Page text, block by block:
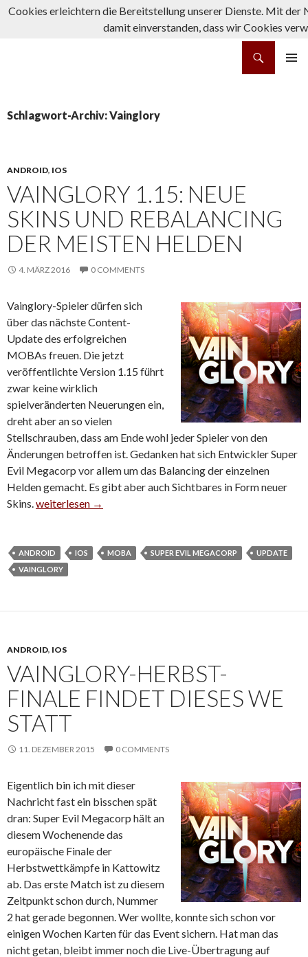
Schlagwort-Archiv: Vainglory
ANDROID, IOS
VAINGLORY 1.15: NEUE
SKINS UND REBALANCING
DER MEISTEN HELDEN
4. MÄRZ 2016 0 COMMENTS
Vainglory-Spieler dürfen sich
über das nächste Content-
Update des erfolgreichen
MOBAs freuen. Die jetzt
veröffentlichte Version 1.15 führt
zwar keine wirklich
spielveränderten Neuerungen ein,
dreht aber an so vielen
Stellschrauben, dass am Ende wohl jeder Spieler von den
Änderungen betroffen ist. Gedanken hat sich Entwickler Super
Evil Megacorp vor allem um das Balancing der einzelnen
Helden gemacht. Es gibt aber auch Sichtbares in Form neuer
Skins. Vainglory 1.15: Neue Skins und Rebalancing der meisten
weiterlesen →
ANDROID IOS MOBA SUPER EVIL MEGACORP
UPDATE
VAINGLORY
ANDROID, IOS
VAINGLORY-HERBST-
FINALE FINDET DIESES WE
STATT
11. DEZEMBER 2015 0 COMMENTS
Eigentlich bin ich mit dieser
Nachricht fast ein bisschen spät
dran: Super Evil Megacorp hält an
diesem Wochenende das
europäische Finale der
Herbstwettkämpfe in Kattowitz
ab. Das erste Match ist zu diesem
Zeitpunkt schon durch, Nummer
2 hat gerade begonnen. Wer wollte, konnte sich schon vor
einigen Wochen Karten für das Event sichern. Hat man das
nicht getan, bleibt immer noch die Live-Übertragung auf
Cookies erleichtern die Bereitstellung unserer Dienste. Mit der
damit einverstanden, dass wir Cookies